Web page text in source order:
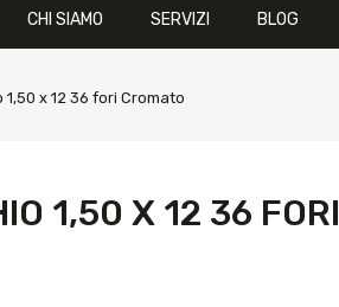
CHI SIAMO SERVIZI BLOG
x 12 36 fori Cromato
1,50 X 12 36 FORI